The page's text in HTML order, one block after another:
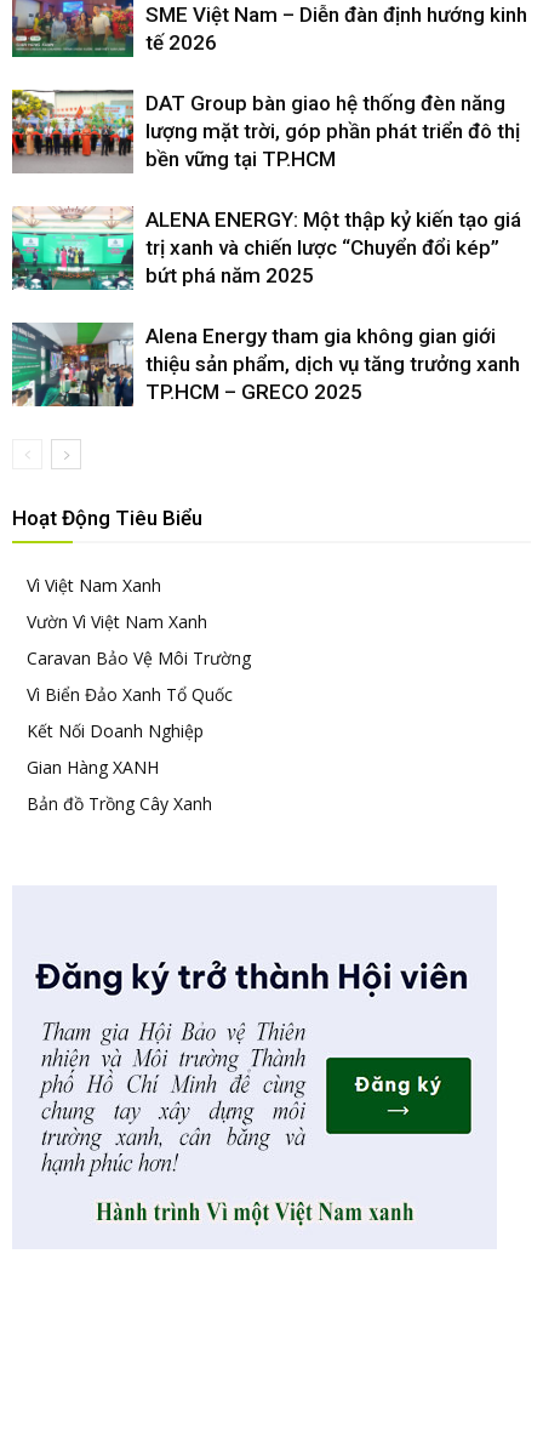
SME Việt Nam – Diễn đàn định hướng kinh
tế 2026
DAT Group bàn giao hệ thống đèn năng
lượng mặt trời, góp phần phát triển đô thị
bền vững tại TP.HCM
ALENA ENERGY: Một thập kỷ kiến tạo giá
trị xanh và chiến lược “Chuyển đổi kép”
bứt phá năm 2025
Alena Energy tham gia không gian giới
thiệu sản phẩm, dịch vụ tăng trưởng xanh
TP.HCM – GRECO 2025
Hoạt Động Tiêu Biểu
Vì Việt Nam Xanh
Vườn Vì Việt Nam Xanh
Caravan Bảo Vệ Môi Trường
Vì Biển Đảo Xanh Tổ Quốc
Kết Nối Doanh Nghiệp
Gian Hàng XANH
Bản đồ Trồng Cây Xanh